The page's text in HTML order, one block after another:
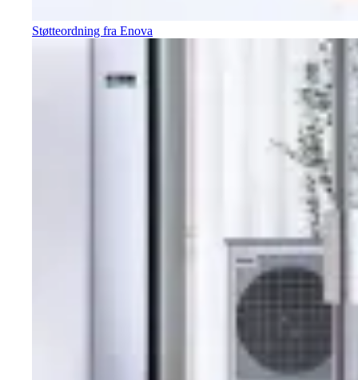
Støtteordning fra Enova